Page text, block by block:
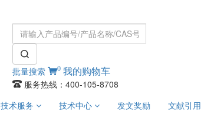
批量搜索 0我的购物车
服务热线：400-105-8708
技术服务 技术中心 发文奖励 文献引用